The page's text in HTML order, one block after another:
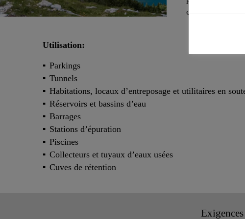
cette brochure.
Utilisation:
Parkings
Tunnels
Habitations, locaux d’entreposage et utilitaires en
Réservoirs et bassins d’eau
Barrages
Stations d’épuration
Piscines
Collecteurs et tuyaux d’eaux usées
Cuves de rétention